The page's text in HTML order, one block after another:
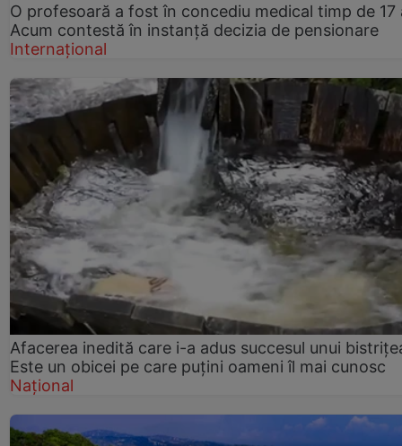
O profesoară a fost în concediu medical timp de 17
Acum contestă în instanță decizia de pensionare
Internațional
Afacerea inedită care i-a adus succesul unui
Este un obicei pe care puțini oameni îl mai cunosc
Național